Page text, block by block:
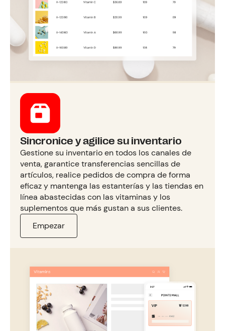
Sincronice y agilice su inventario
Gestione su inventario en todos los canales de
venta, garantice transferencias sencillas de
artículos, realice pedidos de compra de forma
eficaz y mantenga las estanterías y las tiendas en
línea abastecidas con las vitaminas y los
suplementos que más gustan a sus clientes.
Empezar